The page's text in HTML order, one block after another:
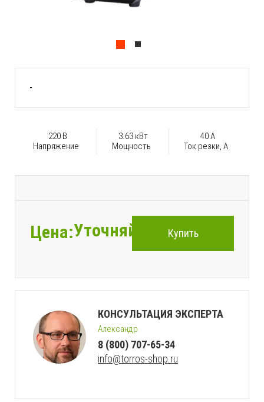
-
220 В
Напряжение
3.63 кВт
Мощность
40 А
Ток резки, А
Цена:Уточняйте Купить
КОНСУЛЬТАЦИЯ ЭКСПЕРТА
Александр
8 (800) 707-65-34
info@torros-shop.ru